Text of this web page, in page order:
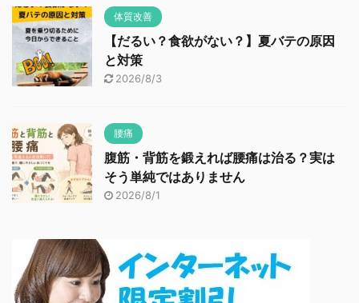
体質改善
【だるい？食欲がない？】夏バテの原因
と対策
2026/8/3
腰痛
腹筋・背筋を鍛えれば腰痛は治る？実は
そう単純ではありません
2026/8/1